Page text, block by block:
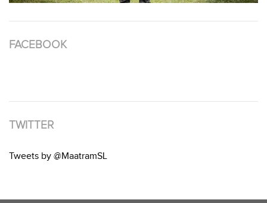
FACEBOOK
TWITTER
Tweets by @MaatramSL